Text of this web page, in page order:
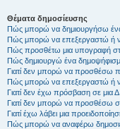
Θέματα δημοσίευσης
Πώς μπορώ να δημιουργήσω
Πώς μπορώ να επεξεργαστώ ή
Πώς προσθέτω μια υπογραφή
Πώς δημιουργώ ένα
Γιατί δεν μπορώ να προσθέσω
Πώς μπορώ να επεξεργαστώ ή
Γιατί δεν έχω πρόσβαση σε μια
Γιατί δεν μπορώ να προσθέσω
Γιατί έχω λάβει μια
Πώς μπορώ να αναφέρω